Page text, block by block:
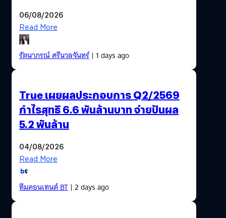
06/08/2026
Read More
รัตนาภรณ์ ศรีนวลจันทร์| 1 days ago
True เผยผลประกอบการ Q2/2569
กำไรสุทธิ 6.6 พันล้านบาท จ่ายปันผล
5.2 พันล้าน
04/08/2026
Read More
ทีมคอนเทนต์ BT| 2 days ago